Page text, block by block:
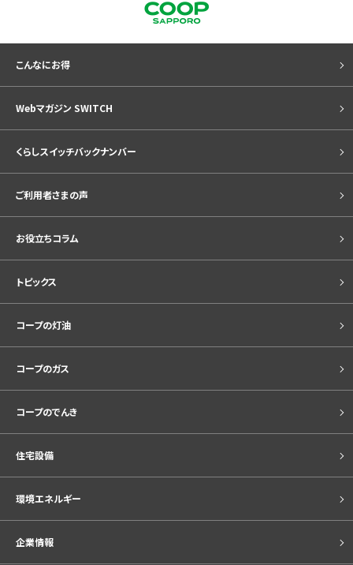
こんなにお得
Webマガジン SWITCH
くらしスイッチバックナンバー
ご利用者さまの声
お役立ちコラム
トピックス
コープの灯油
コープのガス
コープのでんき
住宅設備
環境エネルギー
企業情報